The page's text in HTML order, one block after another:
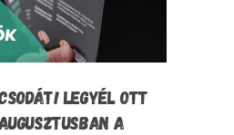
LEGYÉL OTT
A